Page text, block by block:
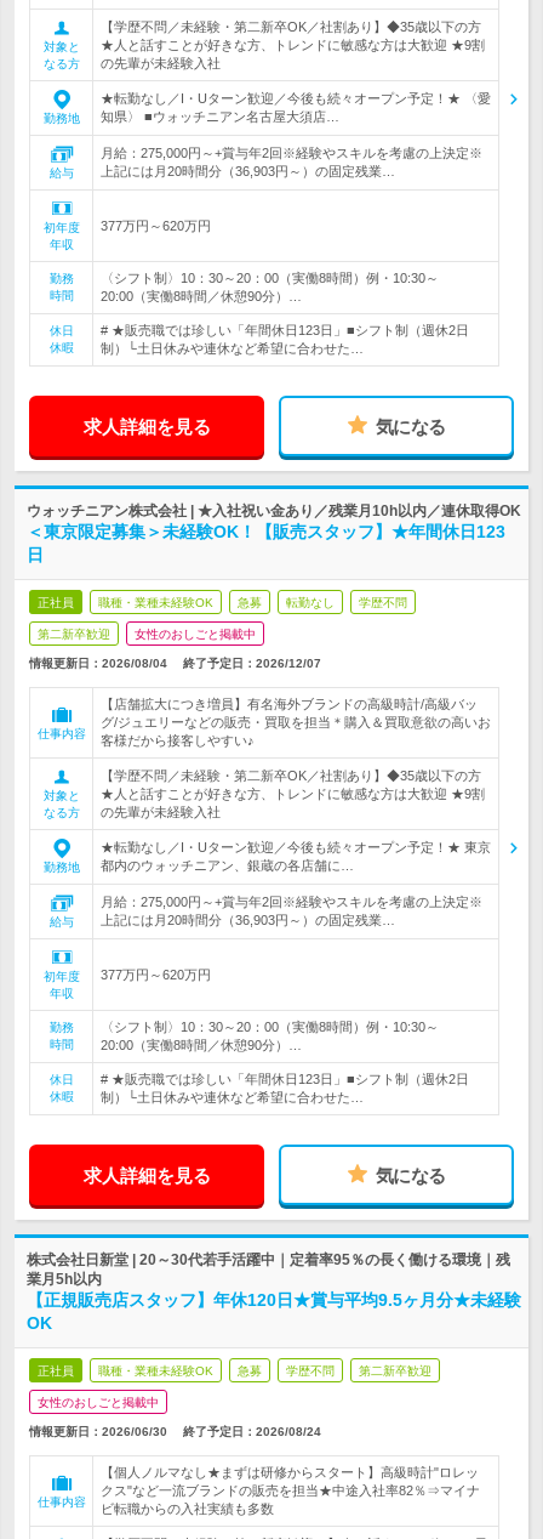
対象と
なる方
【学歴不問／未経験・第二新卒OK／社割あり】◆35歳以下の方
★人と話すことが好きな方、トレンドに敏感な方は大歓迎 ★9割
の先輩が未経験入社
勤務地
★転勤なし／I・Uターン歓迎／今後も続々オープン予定！★ 〈愛
知県〉 ■ウォッチニアン名古屋大須店…
給与
月給：275,000円～+賞与年2回※経験やスキルを考慮の上決定※
上記には月20時間分（36,903円～）の固定残業…
初年度
年収
377万円～620万円
勤務
時間
〈シフト制〉10：30～20：00（実働8時間）例・10:30～
20:00（実働8時間／休憩90分）…
休日
休暇
# ★販売職では珍しい「年間休日123日」■シフト制（週休2日
制）└土日休みや連休など希望に合わせた…
求人詳細を見る 気になる
ウォッチニアン株式会社 | ★入社祝い金あり／残業月10h以内／連休取得OK
＜東京限定募集＞未経験OK！【販売スタッフ】★年間休日123
日
正社員 職種・業種未経験OK 急募 転勤なし 学歴不問
第二新卒歓迎 女性のおしごと掲載中
情報更新日：2026/08/04 終了予定日： 2026/12/07
仕事内容
【店舗拡大につき増員】有名海外ブランドの高級時計/高級バッ
グ/ジュエリーなどの販売・買取を担当＊購入＆買取意欲の高いお
客様だから接客しやすい♪
対象と
なる方
【学歴不問／未経験・第二新卒OK／社割あり】◆35歳以下の方
★人と話すことが好きな方、トレンドに敏感な方は大歓迎 ★9割
の先輩が未経験入社
勤務地
★転勤なし／I・Uターン歓迎／今後も続々オープン予定！★ 東京
都内のウォッチニアン、銀蔵の各店舗に…
給与
月給：275,000円～+賞与年2回※経験やスキルを考慮の上決定※
上記には月20時間分（36,903円～）の固定残業…
初年度
年収
377万円～620万円
勤務
時間
〈シフト制〉10：30～20：00（実働8時間）例・10:30～
20:00（実働8時間／休憩90分）…
休日
休暇
# ★販売職では珍しい「年間休日123日」■シフト制（週休2日
制）└土日休みや連休など希望に合わせた…
求人詳細を見る 気になる
株式会社日新堂 | 20～30代若手活躍中｜定着率95％の長く働ける環境｜残
業月5h以内
【正規販売店スタッフ】年休120日★賞与平均9.5ヶ月分★未経験
OK
正社員 職種・業種未経験OK 急募 学歴不問 第二新卒歓迎
女性のおしごと掲載中
情報更新日：2026/06/30 終了予定日： 2026/08/24
仕事内容
【個人ノルマなし★まずは研修からスタート】高級時計"ロレッ
クス"など一流ブランドの販売を担当★中途入社率82％⇒マイナ
ビ転職からの入社実績も多数